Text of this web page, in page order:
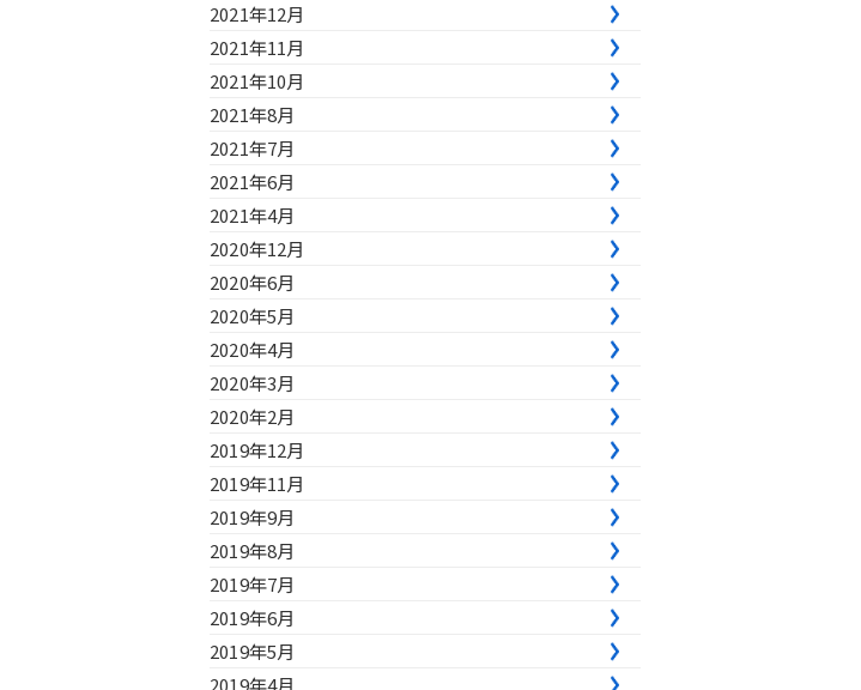
2021年12月
2021年11月
2021年10月
2021年8月
2021年7月
2021年6月
2021年4月
2020年12月
2020年6月
2020年5月
2020年4月
2020年3月
2020年2月
2019年12月
2019年11月
2019年9月
2019年8月
2019年7月
2019年6月
2019年5月
2019年4月